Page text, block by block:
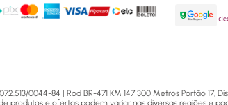
0044-84 | Rod BR-471 KM 147 300 Metros Portão
produtos e ofertas podem variar nas diversas regiões e